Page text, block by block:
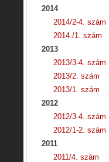
2014
2014/2-4. szám
2014./1. szám
2013
2013/3-4. szám
2013/2. szám
2013/1. szám
2012
2012/3-4. szám
2012/1-2. szám
2011
2011/4. szám